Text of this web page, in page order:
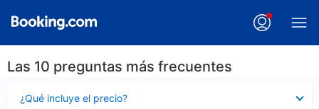
Las 10 preguntas más frecuentes
¿Qué incluye el precio?
cerrado